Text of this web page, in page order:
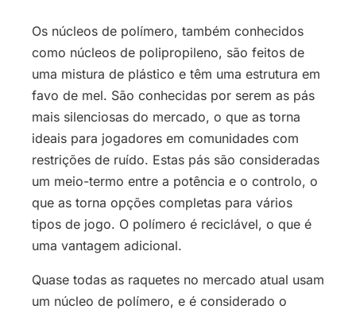
Os núcleos de polímero, também conhecidos
como núcleos de polipropileno, são feitos de
uma mistura de plástico e têm uma estrutura em
favo de mel. São conhecidas por serem as pás
mais silenciosas do mercado, o que as torna
ideais para jogadores em comunidades com
restrições de ruído. Estas pás são consideradas
um meio-termo entre a potência e o controlo, o
que as torna opções completas para vários
tipos de jogo. O polímero é reciclável, o que é
uma vantagem adicional.
Quase todas as raquetes no mercado atual usam
um núcleo de polímero, e é considerado o